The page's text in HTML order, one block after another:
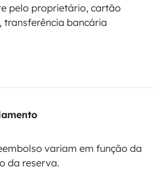
pelo proprietário, cartão
transferência bancária
variam em função da
da reserva.